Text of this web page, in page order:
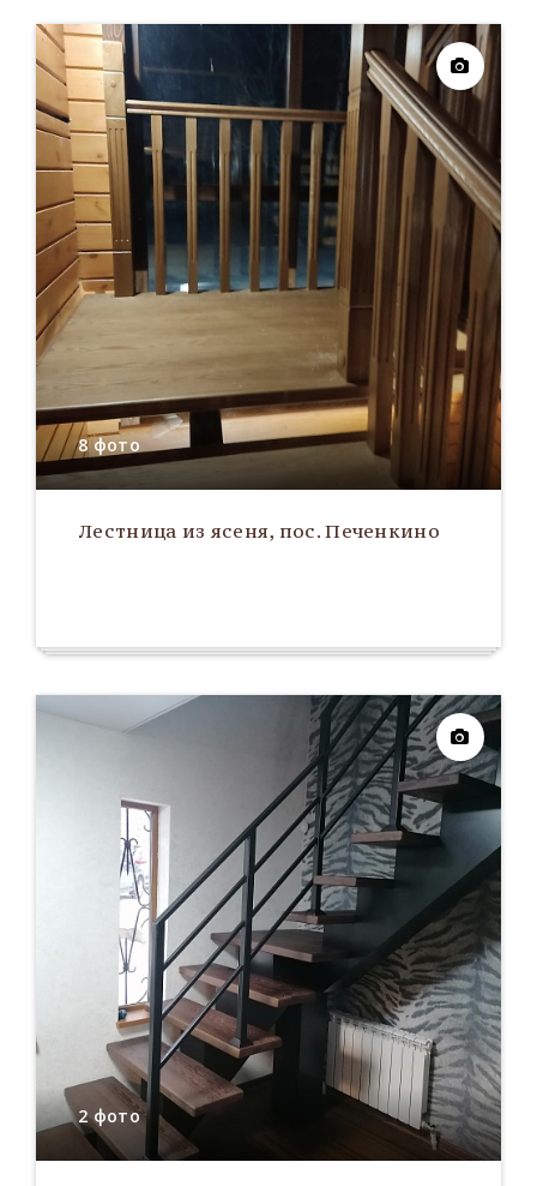
8 фото
Лестница из ясеня, пос. Печенкино
2 фото